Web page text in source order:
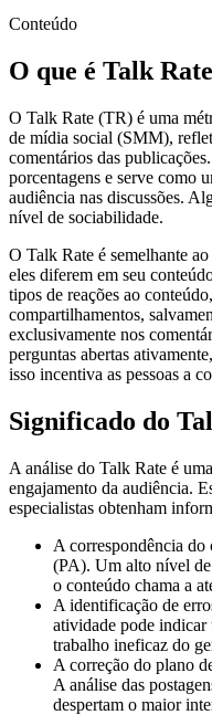
Conteúdo
O que é Talk
O Talk Rate (TR) é uma
de mídia social (SMM),
comentários das
porcentagens e serve como
audiência nas discussões.
nível de sociabilidade.
O Talk Rate é semelhante
eles diferem em seu
tipos de reações ao
compartilhamentos,
exclusivamente nos
perguntas abertas
isso incentiva as pessoas a
Significado do
A análise do Talk Rate é
engajamento da audiência.
especialistas obtenham
A correspondência do
(PA). Um alto nível de
o conteúdo chama a
A identificação de
atividade pode indicar
trabalho ineficaz do
A correção do plano
A análise das
despertam o maior